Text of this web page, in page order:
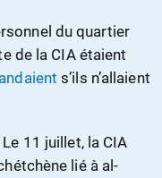
du quartier
de la CIA étaient
s’ils n’allaient
11 juillet, la CIA
lié à al-